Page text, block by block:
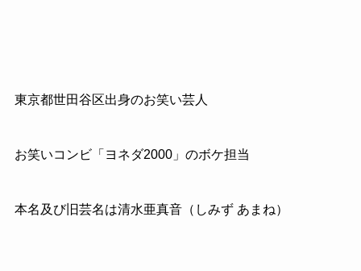
東京都世田谷区出身のお笑い芸人
お笑いコンビ「ヨネダ2000」のボケ担当
本名及び旧芸名は清水亜真音（しみず あまね）